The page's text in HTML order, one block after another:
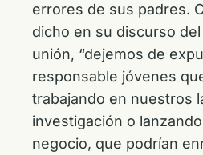
errores de sus padres.
dicho en su discurso
unión, “dejemos de
responsable jóvenes
trabajando en nuestros
investigación o
negocio, que podrían